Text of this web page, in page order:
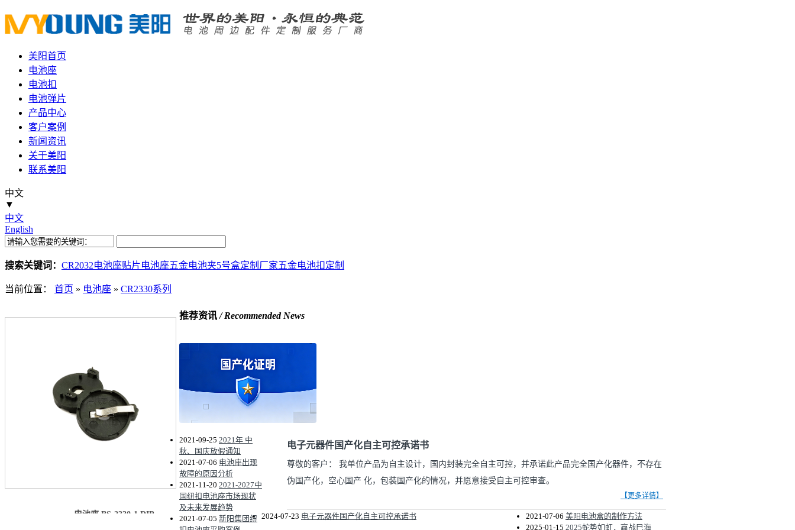
美阳首页
电池座
电池扣
电池弹片
产品中心
客户案例
新闻资讯
关于美阳
联系美阳
中文
▼
中文
English
搜索关键词： CR2032电池座贴片电池座五金电池夹5号盒定制厂家五金电池扣定制
当前位置： 首页 » 电池座 » CR2330系列
电池座 BS-2330-1 DIP
推荐资讯/ Recommended News
电子元器件国产化自主可控承诺书
尊敬的客户： 我单位产品为自主设计，国内封装完全自主可控，并承诺此产品完全国产化器件，不存在
伪国产化，空心国产 化，包装国产化的情况，并愿意接受自主可控审查。
【更多详情】
2021-09-25 2021年 中
秋、国庆放假通知
2021-07-06 美阳电池盒的制作方法
2021-07-06 电池座出现
故障的原因分析
2024-07-23 电子元器件国产化自主可控承诺书
2021-11-20 2021-2027中
国纽扣电池座市场现状
及未来发展趋势
2025-01-15 2025蛇势如虹，赢战巳海
2021-07-05 新阳集团纽